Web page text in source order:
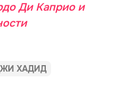
Ди Каприо и
ХАДИД